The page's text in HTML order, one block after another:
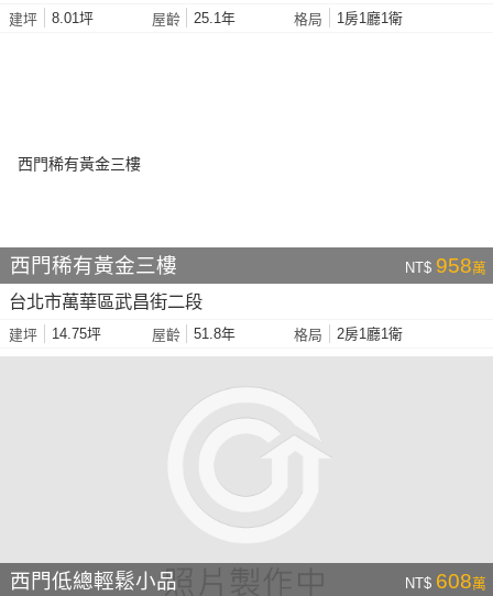
建坪 8.01坪 屋齡 25.1年 格局 1房1廳1衛
西門稀有黃金三樓 NT$ 958萬
台北市萬華區武昌街二段
建坪 14.75坪 屋齡 51.8年 格局 2房1廳1衛
西門低總輕鬆小品 NT$ 608萬